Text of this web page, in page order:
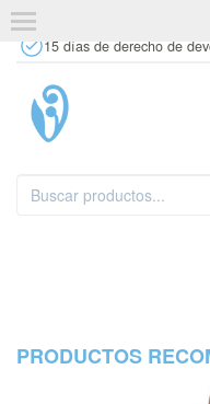
15 días de derecho de
PRODUCTOS